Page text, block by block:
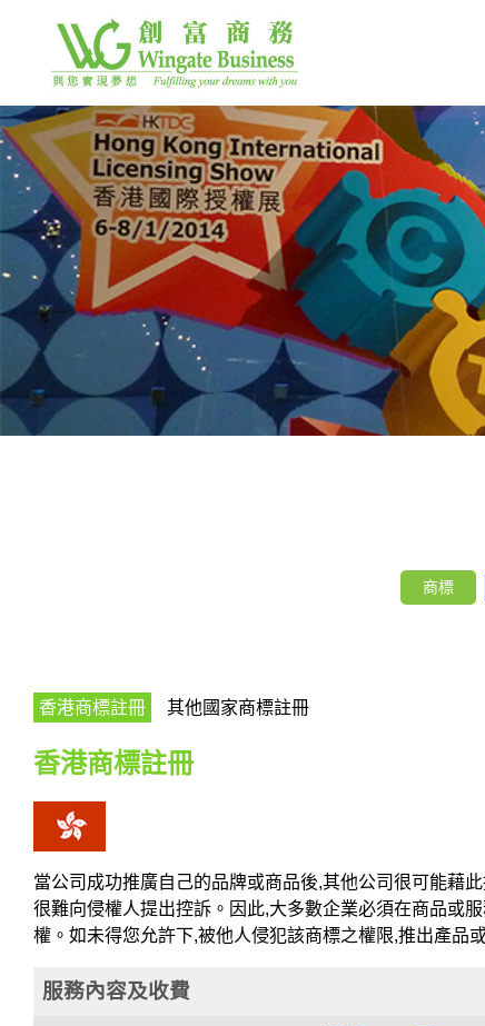
商標
香港商標註冊 其他國家商標註冊
香港商標註冊
當公司成功推廣自己的品牌或商品後,其他公司很可能藉
很難向侵權人提出控訴。因此,大多數企業必須在商品或
權。如未得您允許下,被他人侵犯該商標之權限,推出產品
服務內容及收費